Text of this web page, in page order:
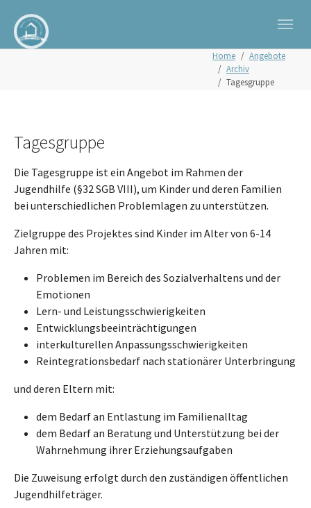
Home
Angebote
Archiv
Tagesgruppe
Tagesgruppe
Die Tagesgruppe ist ein Angebot im Rahmen der
Jugendhilfe (§32 SGB VIII), um Kinder und deren Familien
bei unterschiedlichen Problemlagen zu unterstützen.
Zielgruppe des Projektes sind Kinder im Alter von 6-14
Jahren mit:
Problemen im Bereich des Sozialverhaltens und der
Emotionen
Lern- und Leistungsschwierigkeiten
Entwicklungsbeeinträchtigungen
interkulturellen Anpassungsschwierigkeiten
Reintegrationsbedarf nach stationärer Unterbringung
und deren Eltern mit:
dem Bedarf an Entlastung im Familienalltag
dem Bedarf an Beratung und Unterstützung bei der
Wahrnehmung ihrer Erziehungsaufgaben
Die Zuweisung erfolgt durch den zuständigen öffentlichen
Jugendhilfeträger.